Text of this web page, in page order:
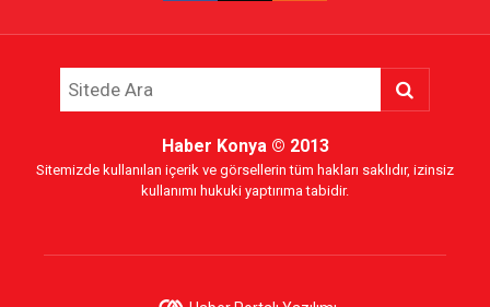
Haber Konya© 2013
Sitemizde kullanılan içerik ve görsellerin tüm hakları saklıdır, izinsiz
kullanımı hukuki yaptırıma tabidir.